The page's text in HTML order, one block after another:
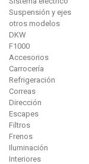
Suspensión y ejes
otros modelos
DKW
F1000
Accesorios
Carrocería
Refrigeración
Correas
Dirección
Escapes
Filtros
Frenos
Iluminación
Interiores